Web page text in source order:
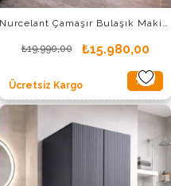
₺15.980,00
₺19.990,00
%20
İndirim
Ücretsiz Kargo